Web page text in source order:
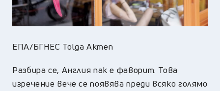
ЕПА/БГНЕС Tolga Akmen
Разбира се, Англия пак е фаворит. Това
изречение вече се появява преди всяко голямо